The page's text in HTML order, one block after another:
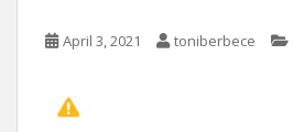
April 3, 2021 toniberbece